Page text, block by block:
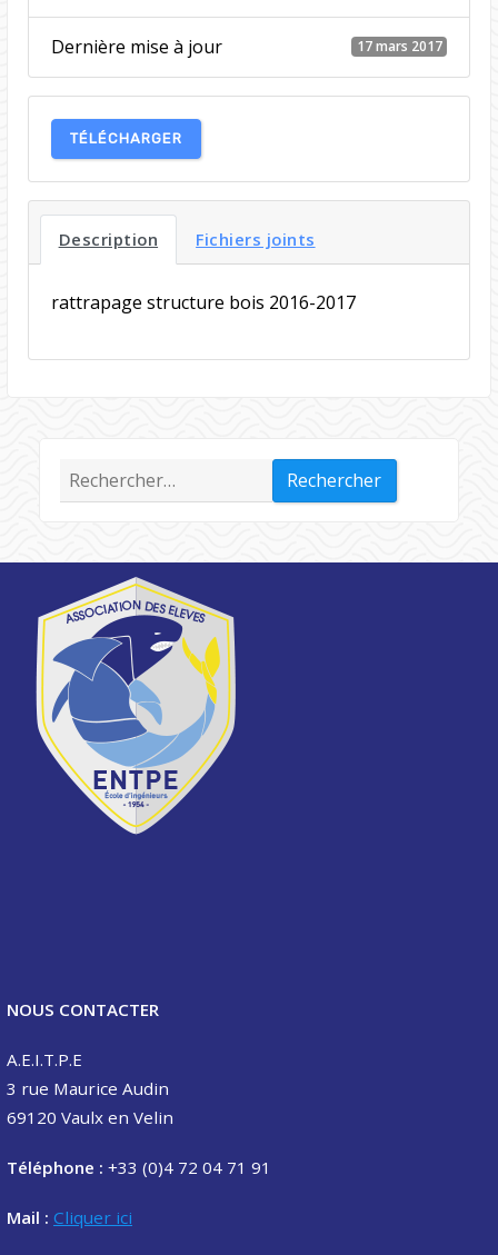
Dernière mise à jour 17 mars 2017
TÉLÉCHARGER
Description Fichiers joints
rattrapage structure bois 2016-2017
Rechercher :
NOUS CONTACTER
A.E.I.T.P.E
3 rue Maurice Audin
69120 Vaulx en Velin
Téléphone : +33 (0)4 72 04 71 91
Mail : Cliquer ici